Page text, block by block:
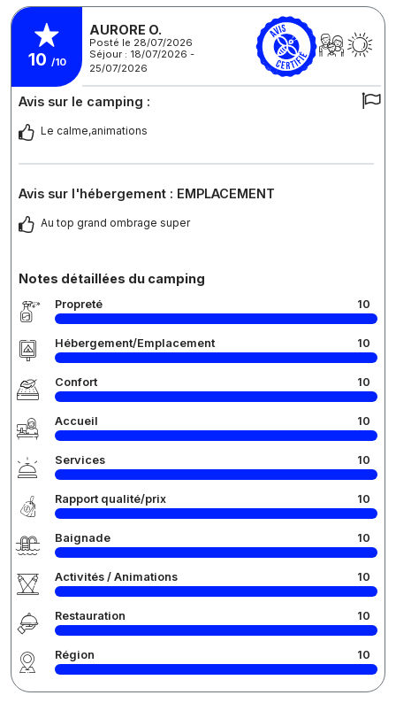
10 /10
AURORE O.
Posté le 28/07/2026
Séjour : 18/07/2026 -
25/07/2026
Avis sur le camping :
Le calme,animations
Avis sur l'hébergement : EMPLACEMENT
Au top grand ombrage super
Notes détaillées du camping
Propreté 10
Hébergement/Emplacement 10
Confort 10
Accueil 10
Services 10
Rapport qualité/prix 10
Baignade 10
Activités / Animations 10
Restauration 10
Région 10